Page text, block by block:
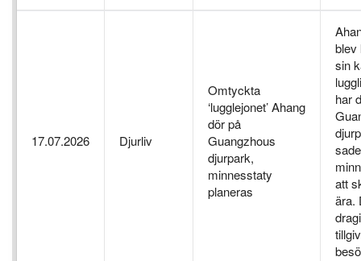
17.07.2026 Djurliv
Omtyckta
‘lugglejonet’ Ahang
dör på
Guangzhous
djurpark,
minnesstaty
planeras
blev
sin
har
att
ära.